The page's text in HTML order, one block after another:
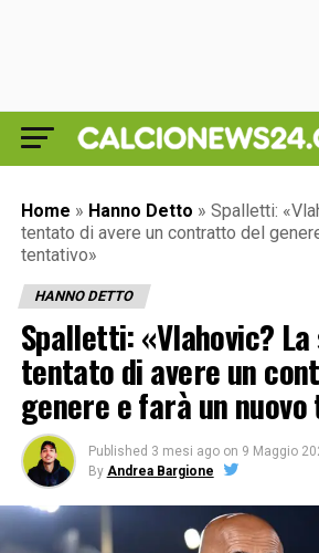
Home » Hanno Detto » Spalletti:
tentato di avere un contratto del
tentativo»
HANNO DETTO
Spalletti: «Vlahovic?
tentato di avere un
genere e farà un
Published 3 mesi ago on 9 Maggio
By Andrea Bargione